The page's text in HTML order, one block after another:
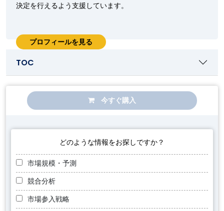
決定を行えるよう支援しています。
プロフィールを見る
TOC
今すぐ購入
どのような情報をお探しですか？
市場規模・予測
競合分析
市場参入戦略